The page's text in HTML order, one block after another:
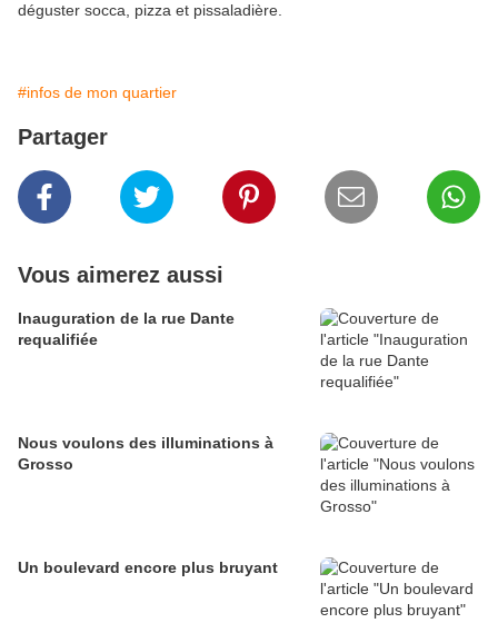
déguster socca, pizza et pissaladière.
#infos de mon quartier
Partager
Vous aimerez aussi
Inauguration de la rue Dante
requalifiée
Nous voulons des illuminations à
Grosso
Un boulevard encore plus bruyant